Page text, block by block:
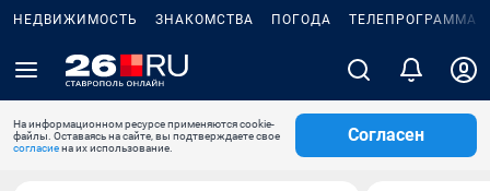
НЕДВИЖИМОСТЬ ЗНАКОМСТВА ПОГОДА ТЕЛЕПРОГРАММА
На информационном ресурсе применяются cookie-
файлы. Оставаясь на сайте, вы подтверждаете свое
согласиена их использование.
Согласен